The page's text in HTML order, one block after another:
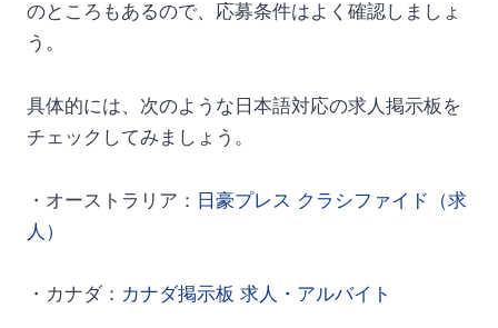
のところもあるので、応募条件はよく確認しましょ
う。
具体的には、次のような日本語対応の求人掲示板を
チェックしてみましょう。
・オーストラリア： 日豪プレス クラシファイド（求
人）
・カナダ： カナダ掲示板 求人・アルバイト